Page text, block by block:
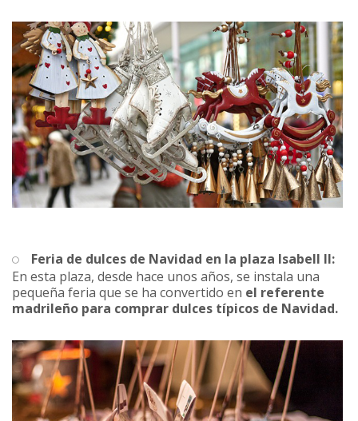
Feria de dulces de Navidad en la plaza Isabell II:
En esta plaza, desde hace unos años, se instala una
pequeña feria que se ha convertido en el referente
madrileño para comprar dulces típicos de Navidad.